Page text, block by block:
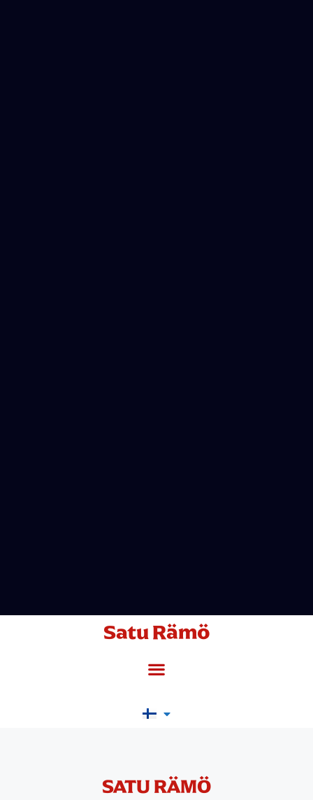
Satu Rämö
SATU RÄMÖ